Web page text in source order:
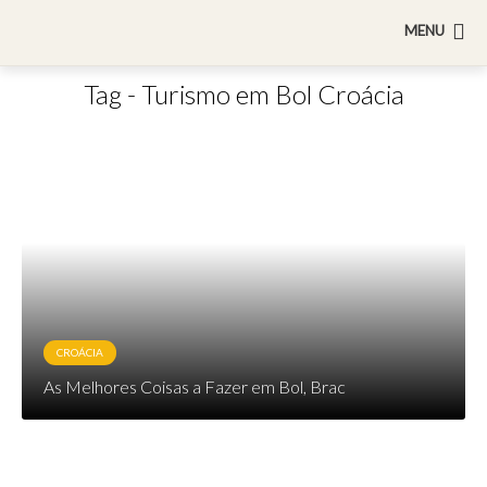
MENU
Tag - Turismo em Bol Croácia
CROÁCIA
As Melhores Coisas a Fazer em Bol, Brac